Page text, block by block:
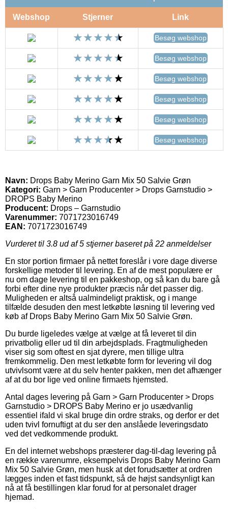
Webshop Stjerner Link
Besøg webshop
Besøg webshop
Besøg webshop
Besøg webshop
Besøg webshop
Besøg webshop
Navn: Drops Baby Merino Garn Mix 50 Salvie Grøn
Kategori: Garn > Garn Producenter > Drops Garnstudio >
DROPS Baby Merino
Producent: Drops – Garnstudio
Varenummer: 7071723016749
EAN: 7071723016749
Vurderet til 3.8 ud af 5 stjerner baseret på 22 anmeldelser
En stor portion firmaer på nettet foreslår i vore dage diverse
forskellige metoder til levering. En af de mest populære er
nu om dage levering til en pakkeshop, og så kan du bare gå
forbi efter dine nye produkter præcis når det passer dig.
Muligheden er altså ualmindeligt praktisk, og i mange
tilfælde desuden den mest letkøbte løsning til levering ved
køb af Drops Baby Merino Garn Mix 50 Salvie Grøn.
Du burde ligeledes vælge at vælge at få leveret til din
privatbolig eller ud til din arbejdsplads. Fragtmuligheden
viser sig som oftest en sjat dyrere, men tillige ultra
fremkommelig. Den mest letkøbte form for levering vil dog
utvivlsomt være at du selv henter pakken, men det afhænger
af at du bor lige ved online firmaets hjemsted.
Antal dages levering på Garn > Garn Producenter > Drops
Garnstudio > DROPS Baby Merino er jo usædvanlig
essentiel ifald vi skal bruge din ordre straks, og derfor er det
uden tvivl fornuftigt at du ser den anslåede leveringsdato
ved det vedkommende produkt.
En del internet webshops præsterer dag-til-dag levering på
en række varenumre, eksempelvis Drops Baby Merino Garn
Mix 50 Salvie Grøn, men husk at det forudsætter at ordren
lægges inden et fast tidspunkt, så de højst sandsynligt kan
nå at få bestillingen klar forud for at personalet drager
hjemad.